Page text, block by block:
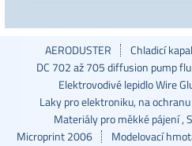
AERODUSTER
Chladicí
DC 702 až 705 diffusion pump
Elektrovodivé lepidlo Wire
Laky pro elektroniku, na
Materiály pro měkké pájení ,
Microprint 2006
Modelovací